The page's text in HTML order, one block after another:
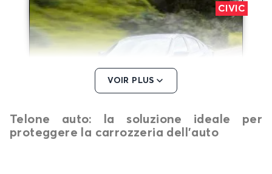
CIVIC
Telo copriauto per HONDA CIVIC
VOIR PLUS
Telone auto: la soluzione ideale per
proteggere la carrozzeria dell’auto